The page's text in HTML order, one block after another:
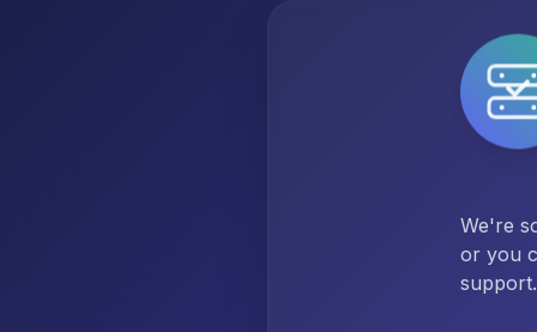
We're
or you
support.